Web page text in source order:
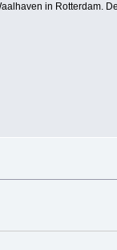
in Rotterdam.